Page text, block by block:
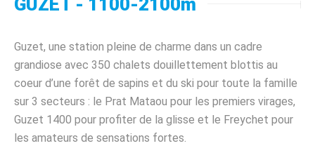
GUZET - 1100-2100m
Guzet, une station pleine de charme dans un cadre
grandiose avec 350 chalets douillettement blottis au
coeur d’une forêt de sapins et du ski pour toute la famille
sur 3 secteurs : le Prat Mataou pour les premiers virages,
Guzet 1400 pour profiter de la glisse et le Freychet pour
les amateurs de sensations fortes.